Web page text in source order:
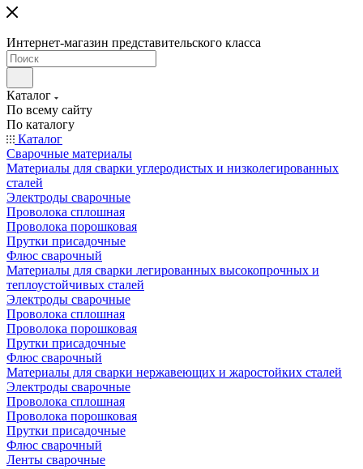
Интернет-магазин представительского класса
Каталог
По всему сайту
По каталогу
Каталог
Сварочные материалы
Материалы для сварки углеродистых и низколегированных
сталей
Электроды сварочные
Проволока сплошная
Проволока порошковая
Прутки присадочные
Флюс сварочный
Материалы для сварки легированных высокопрочных и
теплоустойчивых сталей
Электроды сварочные
Проволока сплошная
Проволока порошковая
Прутки присадочные
Флюс сварочный
Материалы для сварки нержавеющих и жаростойких сталей
Электроды сварочные
Проволока сплошная
Проволока порошковая
Прутки присадочные
Флюс сварочный
Ленты сварочные